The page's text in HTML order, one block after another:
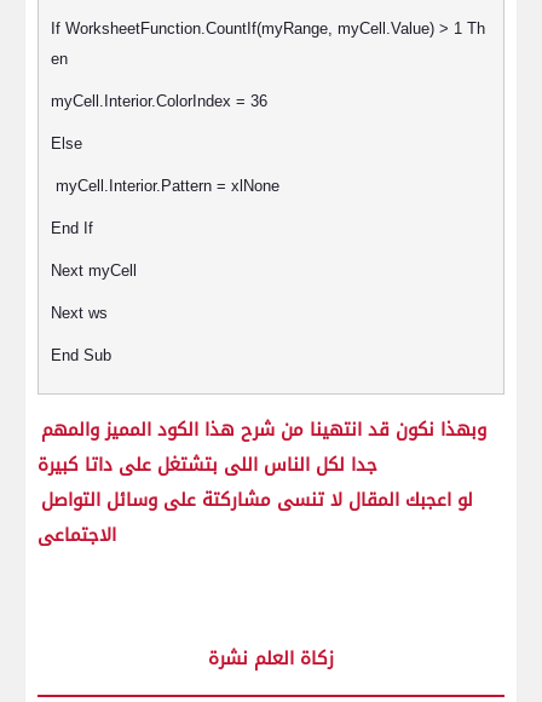
If WorksheetFunction.CountIf(myRange, myCell.Value) > 1 Th
en
myCell.Interior.ColorIndex = 36
Else
myCell.Interior.Pattern = xlNone
End If
Next myCell
Next ws
End Sub
وبهذا نكون قد انتهينا من شرح هذا الكود المميز والمهم
لو اعجبك المقال لا تنسى مشاركتة على وسائل التواصل
الاجتماعى
زكاة العلم نشرة